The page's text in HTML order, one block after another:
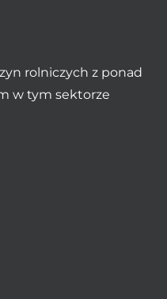
rolniczych z ponad
w tym sektorze